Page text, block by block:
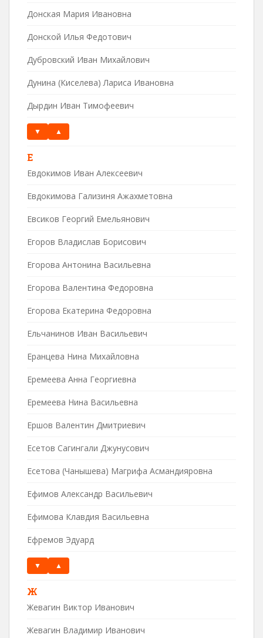
Донская Мария Ивановна
Донской Илья Федотович
Дубровский Иван Михайлович
Дунина (Киселева) Лариса Ивановна
Дырдин Иван Тимофеевич
▼ ▲
Е
Евдокимов Иван Алексеевич
Евдокимова Гализиня Ажахметовна
Евсиков Георгий Емельянович
Егоров Владислав Борисович
Егорова Антонина Васильевна
Егорова Валентина Федоровна
Егорова Екатерина Федоровна
Ельчанинов Иван Васильевич
Еранцева Нина Михайловна
Еремеева Анна Георгиевна
Еремеева Нина Васильевна
Ершов Валентин Дмитриевич
Есетов Сагингали Джунусович
Есетова (Чанышева) Магрифа Асмандияровна
Ефимов Александр Васильевич
Ефимова Клавдия Васильевна
Ефремов Эдуард
▼ ▲
Ж
Жевагин Виктор Иванович
Жевагин Владимир Иванович